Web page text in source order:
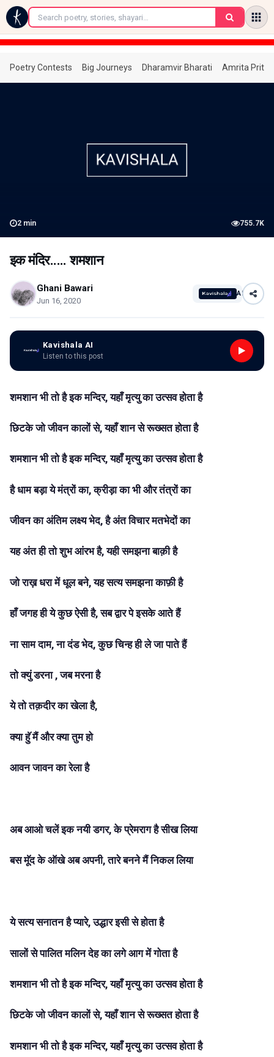
←
Poetry Contests Big Journeys Dharamvir Bharati Amrita
2 min 755.7K
इक मंदिर..... शमशान
Ghani Bawari
Jun 16, 2020
AI
Kavishala AI
Listen to this post
शमशान भी तो है इक मन्दिर, यहाँ मृत्यु का उत्सव होता है
छिटके जो जीवन कालों से, यहाँ शान से रूख्सत होता है
शमशान भी तो है इक मन्दिर, यहाँ मृत्यु का उत्सव होता है
है धाम बड़ा ये मंत्रों का, क्रीड़ा का भी और तंत्रों का
जीवन का अंतिम लक्ष्य भेद, है अंत विचार मतभेदों का
यह अंत ही तो शुभ आंरभ है, यही समझना बाक़ी है
जो राख़ धरा में धूल बने, यह सत्य समझना काफ़ी है
हाँ जगह ही ये कुछ ऐसी है, सब द्वार पे इसके आते हैं
ना साम दाम, ना दंड भेद, कुछ चिन्ह ही ले जा पाते हैं
तो क्युं डरना , जब मरना है
ये तो तक़दीर का खेला है,
क्या हुॅ मैं और क्या तुम हो
आवन जावन का रेला है
अब आओ चलें इक नयी डगर, के प्रेमराग है सीख लिया
बस मूॅद के ऑखे अब अपनी, तारे बनने मैं निकल लिया
ये सत्य सनातन है प्यारे, उद्धार इसी से होता है
सालों से पालित मलिन देह का लगे आग में गोता है
शमशान भी तो है इक मन्दिर, यहाँ मृत्यु का उत्सव होता है
छिटके जो जीवन कालों से, यहाँ शान से रूख्सत होता है
शमशान भी तो है इक मन्दिर, यहाँ मृत्यु का उत्सव होता है